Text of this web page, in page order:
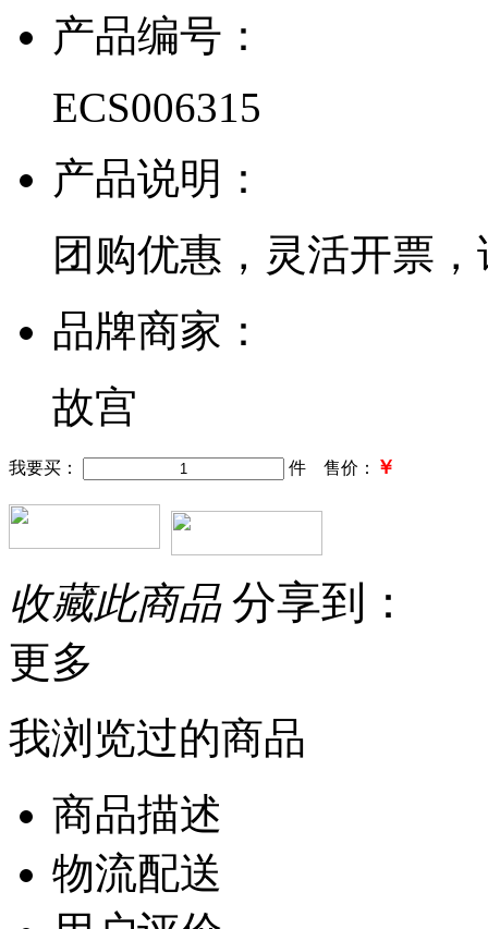
产品编号：
ECS006315
产品说明：
团购优惠，灵活开票
品牌商家：
故宫
我要买： 件 售价： ￥
收藏此商品 分享到：
更多
我浏览过的商品
商品描述
物流配送